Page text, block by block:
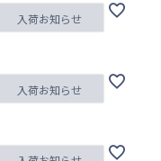
入荷お知らせ
入荷お知らせ